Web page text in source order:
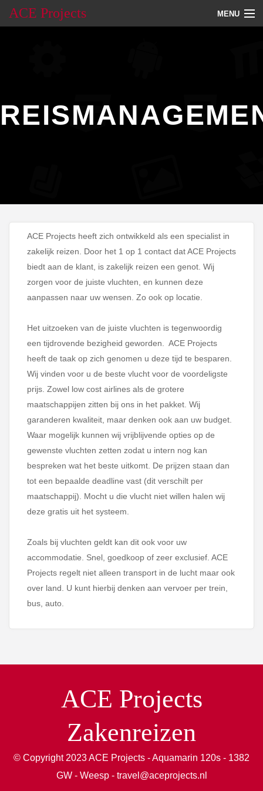
ACE Projects MENU
ACE Projects heeft zich ontwikkeld als een specialist in
zakelijk reizen. Door het 1 op 1 contact dat ACE Projects
biedt aan de klant, is zakelijk reizen een genot. Wij
zorgen voor de juiste vluchten, en kunnen deze
aanpassen naar uw wensen. Zo ook op locatie.
Het uitzoeken van de juiste vluchten is tegenwoordig
een tijdrovende bezigheid geworden. ACE Projects
heeft de taak op zich genomen u deze tijd te besparen.
Wij vinden voor u de beste vlucht voor de voordeligste
prijs. Zowel low cost airlines als de grotere
maatschappijen zitten bij ons in het pakket. Wij
garanderen kwaliteit, maar denken ook aan uw budget.
Waar mogelijk kunnen wij vrijblijvende opties op de
gewenste vluchten zetten zodat u intern nog kan
bespreken wat het beste uitkomt. De prijzen staan dan
tot een bepaalde deadline vast (dit verschilt per
maatschappij). Mocht u die vlucht niet willen halen wij
deze gratis uit het systeem.
Zoals bij vluchten geldt kan dit ook voor uw
accommodatie. Snel, goedkoop of zeer exclusief. ACE
Projects regelt niet alleen transport in de lucht maar ook
over land. U kunt hierbij denken aan vervoer per trein,
bus, auto.
ACE Projects
Zakenreizen
© Copyright 2023 ACE Projects - Aquamarin 120s - 1382
GW - Weesp - travel@aceprojects.nl